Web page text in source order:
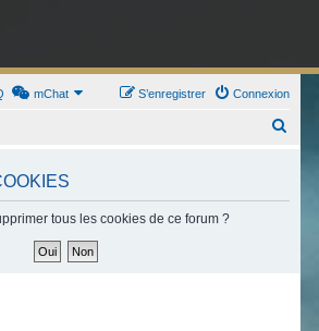
FORUM
mChat Connexion
S’enregistrer
h
tous les cookies de ce forum ?